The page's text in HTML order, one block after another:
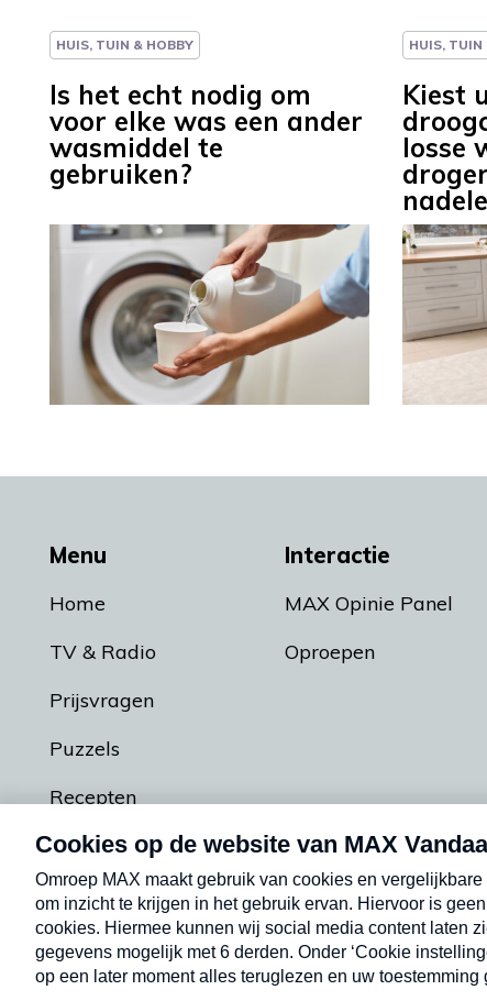
HUIS, TUIN & HOBBY
Is het echt nodig om
voor elke was een ander
wasmiddel te
gebruiken?
HUIS, TUIN
Kiest
losse
Menu
Home
TV & Radio
Prijsvragen
Puzzels
Recepten
Podcasts
Interactie
MAX Opinie Panel
Oproepen